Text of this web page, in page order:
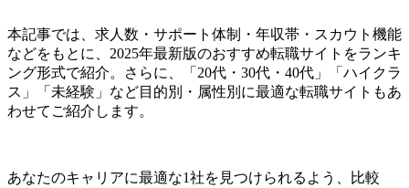
本記事では、求人数・サポート体制・年収帯・スカウト機能
などをもとに、2025年最新版のおすすめ転職サイトをランキ
ング形式で紹介。さらに、「20代・30代・40代」「ハイクラ
ス」「未経験」など目的別・属性別に最適な転職サイトもあ
わせてご紹介します。
あなたのキャリアに最適な1社を見つけられるよう、比較